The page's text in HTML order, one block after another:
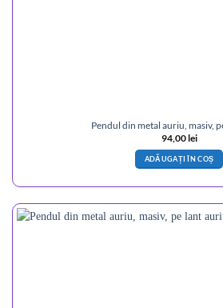
Pendul din metal auriu, masiv,
94,00lei
ADĂUGAȚI ÎN COȘ